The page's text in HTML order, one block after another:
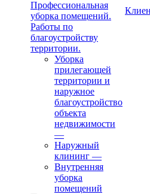
Профессиональная
уборка помещений.
Работы по
благоустройству
территории.
Уборка
прилегающей
территории и
наружное
благоустройство
объекта
недвижимости
—
Наружный
клининг —
Внутренняя
уборка
помещений